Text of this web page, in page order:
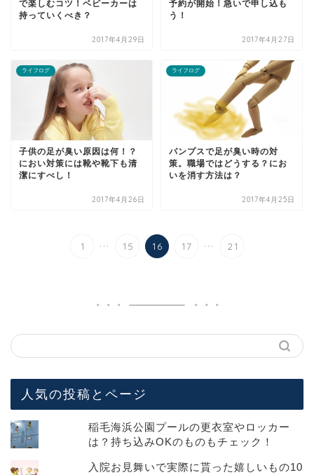
で楽しむコツ！ベビーカーは
持っていくべき？
2017年4月29日
予約が開始！急いで申し込も
う！
2017年4月27日
ライフログ
子供の足が臭い原因は何！？
におい対策には靴や靴下も清
潔にすべし！
2017年4月26日
ライフログ
パンプスで足が臭い時の対
策。職場ではどうする？にお
いを消す方法は？
2017年4月25日
1 ... 15 16 17 ... 21
人気の投稿とページ
稲毛海浜公園プールの更衣室やロッカー
は？持ち込みOKのものもチェック！
入院お見舞いで実際に貰った嬉しいもの10